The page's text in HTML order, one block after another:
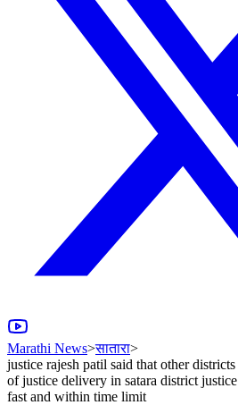
Marathi News>सातारा>
justice rajesh patil said that other
of justice delivery in satara district
fast and within time limit